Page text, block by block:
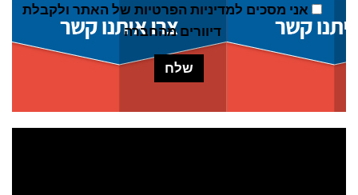
אני מסכים למדיניות הפרטיות של האתר ולקבלת
דיוורים מהחברה